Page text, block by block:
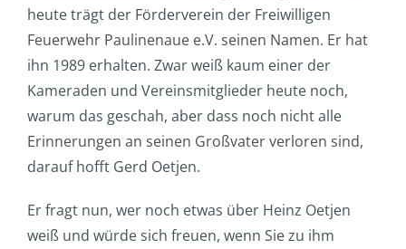
heute trägt der Förderverein der Freiwilligen
Feuerwehr Paulinenaue e.V. seinen Namen. Er hat
ihn 1989 erhalten. Zwar weiß kaum einer der
Kameraden und Vereinsmitglieder heute noch,
warum das geschah, aber dass noch nicht alle
Erinnerungen an seinen Großvater verloren sind,
darauf hofft Gerd Oetjen.
Er fragt nun, wer noch etwas über Heinz Oetjen
weiß und würde sich freuen, wenn Sie zu ihm